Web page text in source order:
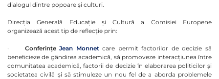
dialogul dintre popoare și culturi.
Direcția Generală Educație și Cultură a Comisiei Europene
organizează acest tip de reflecție prin:
· ConferințeJean Monnetcare permit factorilor de decizie să
beneficieze de gândirea academică, să promoveze interacțiunea între
comunitatea academică, factorii de decizie în elaborarea politicilor și
societatea civilă și să stimuleze un nou fel de a aborda problemele